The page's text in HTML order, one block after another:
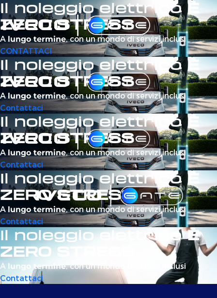
Il noleggio elettricoÈ
ZERO STRESS
A lungo termine, con un mondo di servizi inclusi
CONTATTACI
Il noleggio elettricoÈ
ZERO STRESS
A lungo termine, con un mondo di servizi inclusi
Contattaci
Il noleggio elettricoÈ
ZERO STRESS
A lungo termine, con un mondo di servizi inclusi
Contattaci
Il noleggio elettricoÈ
ZERO STRESS
A lungo termine, con un mondo di servizi inclusi
Contattaci
Il noleggio elettricoÈ
ZERO STRESS
A lungo termine, con un mondo di servizi inclusi
Contattaci